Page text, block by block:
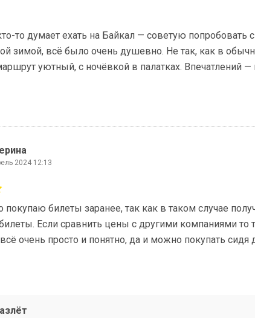
то думает ехать на Байкал — советую
зимой, всё было очень душевно. Не так, как в
уютный, с ночёвкой в палатках. Впечатлений —
2024 12:13
покупаю билеты заранее, так как в таком случае
Если сравнить цены с другими компаниями то
очень просто и понятно, да и можно покупать сидя